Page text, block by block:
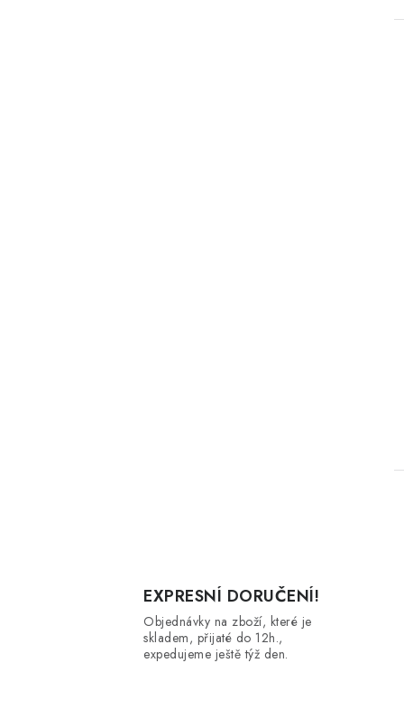
EXPRESNÍ DORUČENÍ!
Objednávky na zboží, které je
skladem, přijaté do 12h.,
expedujeme ještě týž den.